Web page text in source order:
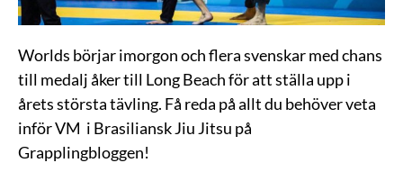
Worlds börjar imorgon och flera svenskar med chans
till medalj åker till Long Beach för att ställa upp i
årets största tävling. Få reda på allt du behöver veta
inför VM i Brasiliansk Jiu Jitsu på
Grapplingbloggen!